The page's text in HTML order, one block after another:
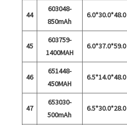
44
603048-
850mAh
6.0*30.0*48.0
45
603759-
1400MAH
6.0*37.0*59.0
46
651448-
450MAH
6.5*14.0*48.0
47
653030-
500mAh
6.5*30.0*28.0